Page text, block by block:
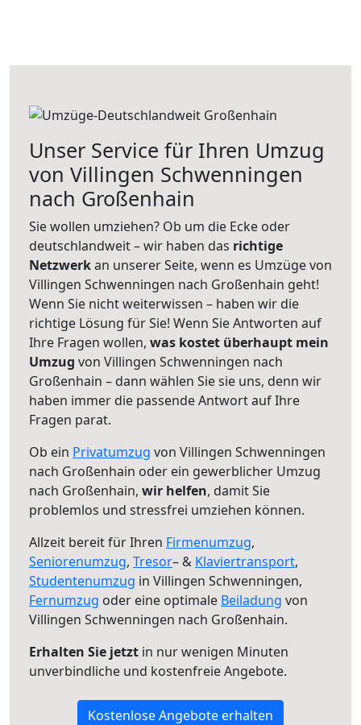
Unser Service für Ihren Umzug
von Villingen Schwenningen
nach Großenhain
Sie wollen umziehen? Ob um die Ecke oder
deutschlandweit – wir haben das richtige
Netzwerkan unserer Seite, wenn es Umzüge von
Villingen Schwenningen nach Großenhain geht!
Wenn Sie nicht weiterwissen – haben wir die
richtige Lösung für Sie! Wenn Sie Antworten auf
Ihre Fragen wollen, was kostet überhaupt mein
Umzug von Villingen Schwenningen nach
Großenhain – dann wählen Sie sie uns, denn wir
haben immer die passende Antwort auf Ihre
Fragen parat.
Ob ein Privatumzug von Villingen Schwenningen
nach Großenhain oder ein gewerblicher Umzug
nach Großenhain, wir helfen, damit Sie
problemlos und stressfrei umziehen können.
Allzeit bereit für Ihren Firmenumzug,
Seniorenumzug, Tresor– & Klaviertransport,
Studentenumzug in Villingen Schwenningen,
Fernumzug oder eine optimale Beiladung von
Villingen Schwenningen nach Großenhain.
Erhalten Sie jetzt in nur wenigen Minuten
unverbindliche und kostenfreie Angebote.
Kostenlose Angebote erhalten